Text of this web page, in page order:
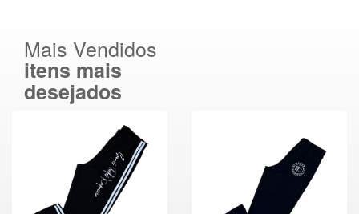
Mais Vendidos
itens mais
desejados